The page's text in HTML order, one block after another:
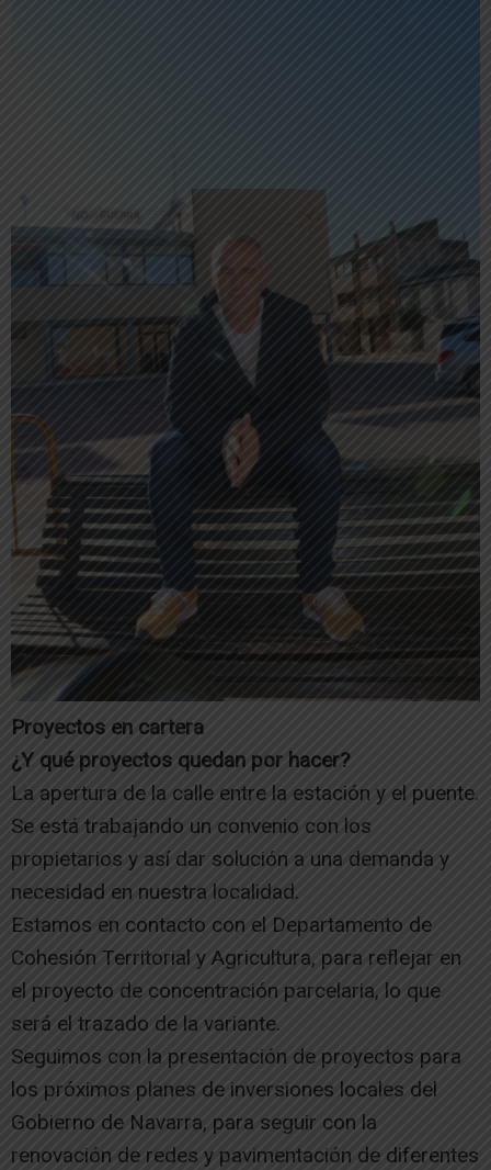
Proyectos en cartera
¿Y qué proyectos quedan por hacer?
La apertura de la calle entre la estación y el puente.
Se está trabajando un convenio con los
propietarios y así dar solución a una demanda y
necesidad en nuestra localidad.
Estamos en contacto con el Departamento de
Cohesión Territorial y Agricultura, para reflejar en
el proyecto de concentración parcelaria, lo que
será el trazado de la variante.
Seguimos con la presentación de proyectos para
los próximos planes de inversiones locales del
Gobierno de Navarra, para seguir con la
renovación de redes y pavimentación de diferentes